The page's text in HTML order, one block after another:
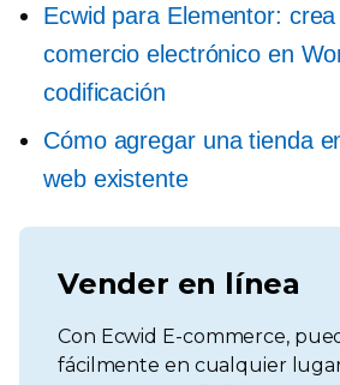
Ecwid para Elementor:
comercio electrónico en
codificación
Cómo agregar una tienda
web existente
Vender en línea
Con Ecwid E-commerce,
fácilmente en cualquier